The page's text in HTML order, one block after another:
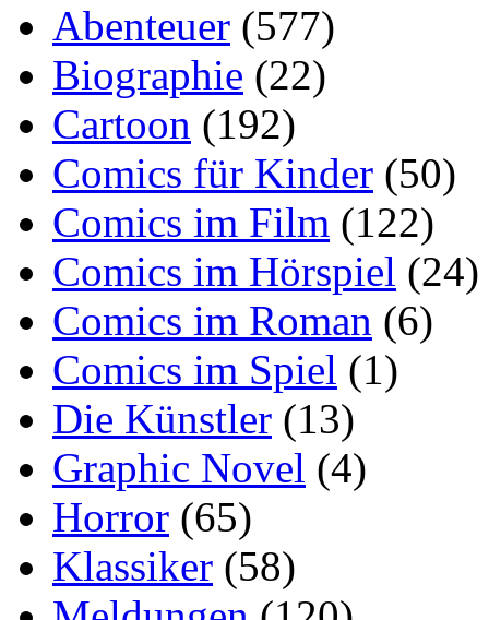
Abenteuer (577)
Biographie (22)
Cartoon (192)
Comics für Kinder (50)
Comics im Film (122)
Comics im Hörspiel (24)
Comics im Roman (6)
Comics im Spiel (1)
Die Künstler (13)
Graphic Novel (4)
Horror (65)
Klassiker (58)